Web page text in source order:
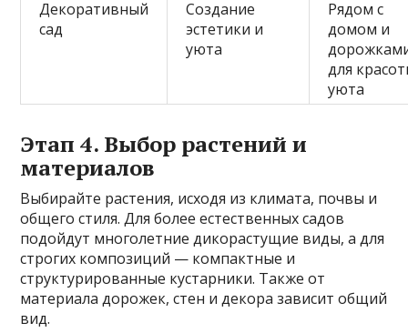
Декоративный
сад
Создание
эстетики и
уюта
Рядом с
домом и
для
уюта
Этап 4. Выбор растений и
материалов
Выбирайте растения, исходя из климата, почвы и
общего стиля. Для более естественных садов
подойдут многолетние дикорастущие виды, а для
строгих композиций — компактные и
структурированные кустарники. Также от
материала дорожек, стен и декора зависит общий
вид.